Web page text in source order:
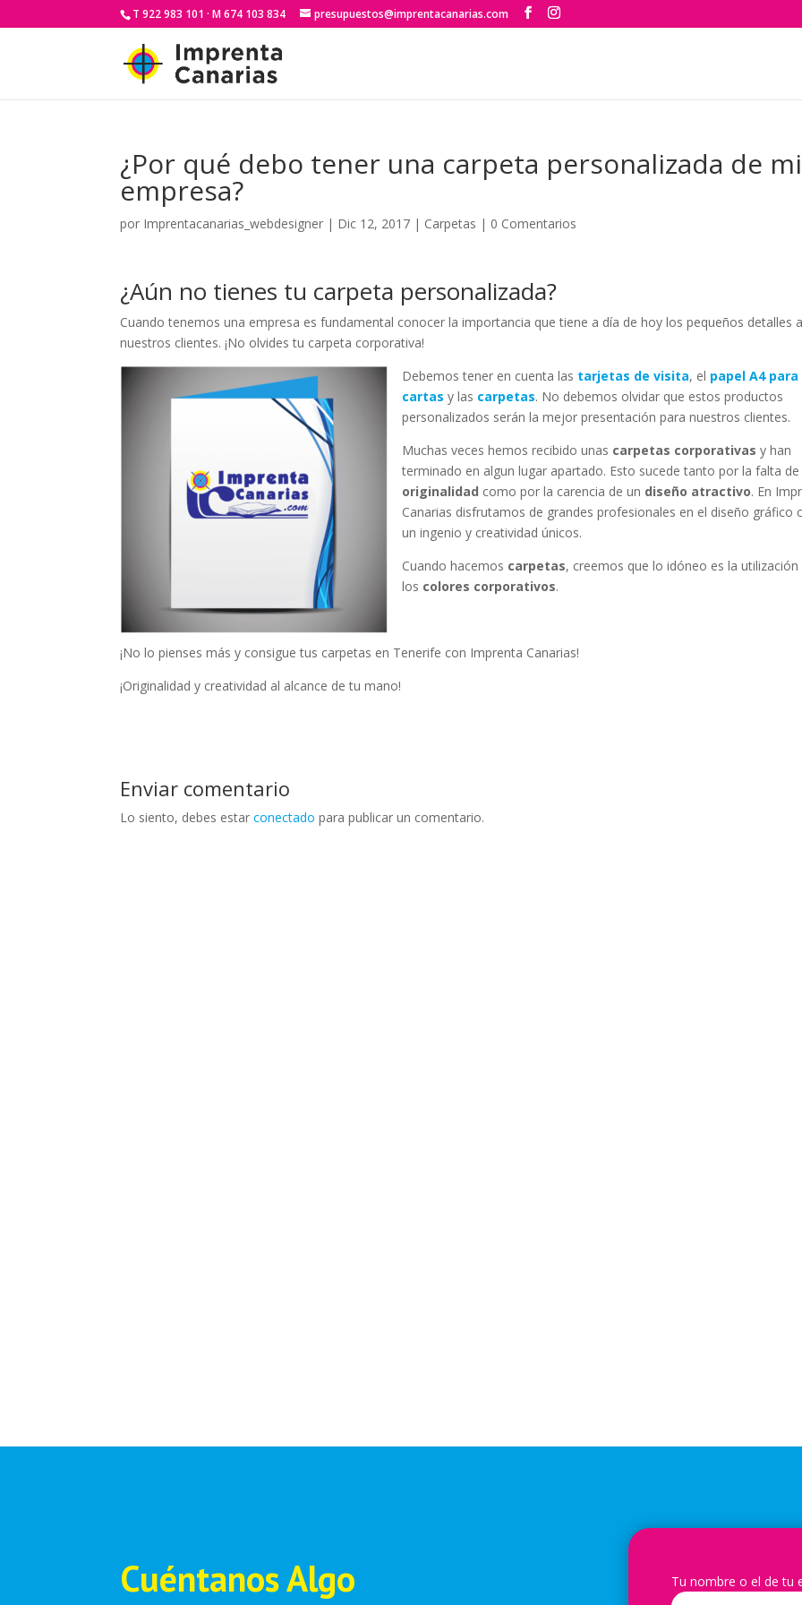
T 922 983 101 · M 674 103 834 presupuestos@imprentacanarias.com
¿Por qué debo tener una carpeta personalizada de mi
empresa?
por Imprentacanarias_webdesigner | Dic 12, 2017 | Carpetas | 0 Comentarios
¿Aún no tienes tu carpeta personalizada?
Cuando tenemos una empresa es fundamental conocer la importancia que tiene a día de hoy los pequeños detalles
nuestros clientes. ¡No olvides tu carpeta corporativa!
Debemos tener en cuenta las tarjetas de visita, el papel A4 para
cartas y las carpetas. No debemos olvidar que estos productos
personalizados serán la mejor presentación para nuestros clientes.
Muchas veces hemos recibido unas carpetas corporativas y han
terminado en algun lugar apartado. Esto sucede tanto por la falta de
originalidad como por la carencia de un diseño atractivo. En
Canarias disfrutamos de grandes profesionales en el diseño gráfico
un ingenio y creatividad únicos.
Cuando hacemos carpetas, creemos que lo idóneo es la utilización
los colores corporativos.
¡No lo pienses más y consigue tus carpetas en Tenerife con Imprenta Canarias!
¡Originalidad y creatividad al alcance de tu mano!
Enviar comentario
Lo siento, debes estarconectado para publicar un comentario.
Cuéntanos Algo Tu nombre o el de tu